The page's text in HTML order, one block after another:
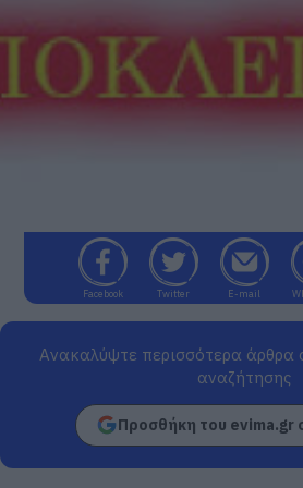
Facebook Twitter E-mail
Ανακαλύψτε περισσότερα
αναζήτησης
Προσθήκη του evima.gr